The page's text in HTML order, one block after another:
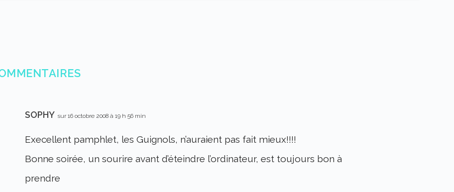
SOPHY sur 16 octobre 2008 à 19 h 56 min
Execellent pamphlet, les Guignols, n’auraient pas fait mieux!!!!
Bonne soirée, un sourire avant d’éteindre l’ordinateur, est toujours bon à
prendre